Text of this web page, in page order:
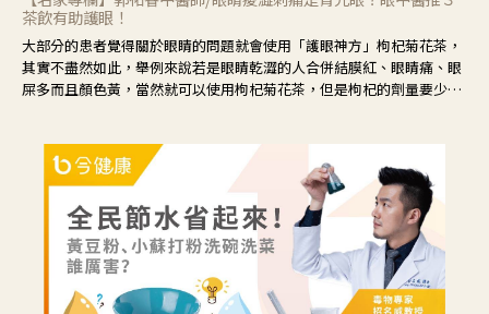
茶飲有助護眼！
大部分的患者覺得關於眼睛的問題就會使用「護眼神方」枸杞菊花茶，
其實不盡然如此，舉例來說若是眼睛乾澀的人合併結膜紅、眼睛痛、眼
屎多而且顏色黃，當然就可以使用枸杞菊花茶，但是枸杞的劑量要少，
候就要使用菊花、金銀花來治療；假如單純的眼睛乾澀，結膜沒有紅，
眼睛周圍沒有眼屎，這種情況是屬於「陰虛」，就可以使用枸杞、蓮
藕、麥門冬、山藥等比較滋潤的藥材，效果就更顯著。